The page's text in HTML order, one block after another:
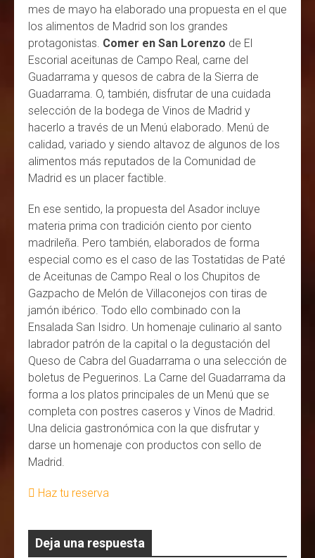
mes de mayo ha elaborado una propuesta en el que
los alimentos de Madrid son los grandes
protagonistas. Comer en San Lorenzo de El
Escorial aceitunas de Campo Real, carne del
Guadarrama y quesos de cabra de la Sierra de
Guadarrama. O, también, disfrutar de una cuidada
selección de la bodega de Vinos de Madrid y
hacerlo a través de un Menú elaborado. Menú de
calidad, variado y siendo altavoz de algunos de los
alimentos más reputados de la Comunidad de
Madrid es un placer factible.
En ese sentido, la propuesta del Asador incluye
materia prima con tradición ciento por ciento
madrileña. Pero también, elaborados de forma
especial como es el caso de las Tostatidas de Paté
de Aceitunas de Campo Real o los Chupitos de
Gazpacho de Melón de Villaconejos con tiras de
jamón ibérico. Todo ello combinado con la
Ensalada San Isidro. Un homenaje culinario al santo
labrador patrón de la capital o la degustación del
Queso de Cabra del Guadarrama o una selección de
boletus de Peguerinos. La Carne del Guadarrama da
forma a los platos principales de un Menú que se
completa con postres caseros y Vinos de Madrid.
Una delicia gastronómica con la que disfrutar y
darse un homenaje con productos con sello de
Madrid.
Haz tu reserva
Deja una respuesta